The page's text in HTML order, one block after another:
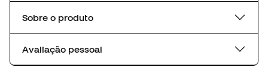
Sobre o produto
Avaliação pessoal